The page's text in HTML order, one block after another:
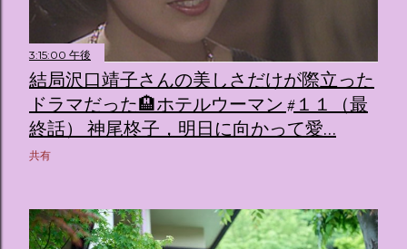
3:15:00 午後
結局沢口靖子さんの美しさだけが際立った
ドラマだった🏨ホテルウーマン #１１（最
終話） 神尾柊子，明日に向かって愛…
共有